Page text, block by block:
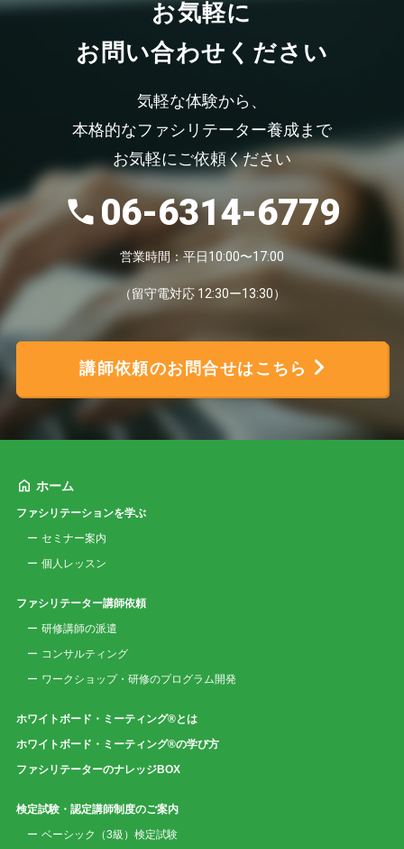
お気軽に
お問い合わせください
気軽な体験から、
本格的なファシリテーター養成まで
お気軽にご依頼ください
06-6314-6779
営業時間：平日10:00〜17:00
（留守電対応 12:30ー13:30）
講師依頼のお問合せはこちら
ホーム
ファシリテーションを学ぶ
セミナー案内
個人レッスン
ファシリテーター講師依頼
研修講師の派遣
コンサルティング
ワークショップ・研修のプログラム開発
ホワイトボード・ミーティング®とは
ホワイトボード・ミーティング®の学び方
ファシリテーターのナレッジBOX
検定試験・認定講師制度のご案内
ベーシック（3級）検定試験